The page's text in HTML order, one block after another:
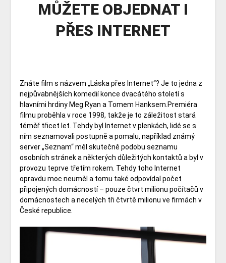
MŮŽETE OBJEDNAT I
PŘES INTERNET
Znáte film s názvem „Láska přes Internet“? Je to jedna z
nejpůvabnějších komedií konce dvacátého století s
hlavními hrdiny Meg Ryan a Tomem Hanksem.Premiéra
filmu proběhla v roce 1998, takže je to záležitost stará
téměř třicet let. Tehdy byl Internet v plenkách, lidé se s
ním seznamovali postupně a pomalu, například známý
server „Seznam“ měl skutečně podobu seznamu
osobních stránek a některých důležitých kontaktů a byl v
provozu teprve třetím rokem. Tehdy toho Internet
opravdu moc neuměl a tomu také odpovídal počet
připojených domácností – pouze čtvrt milionu počítačů v
domácnostech a necelých tři čtvrtě milionu ve firmách v
České republice.